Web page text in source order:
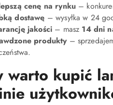
cenę na rynku –
dostawę – wysyłka w 24
jakości – masz 14 dni
produkty–
warto kupić